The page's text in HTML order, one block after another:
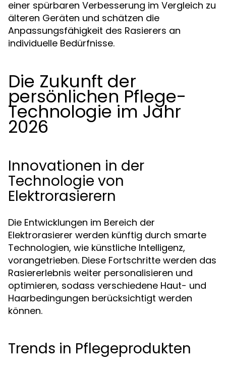
einer spürbaren Verbesserung im Vergleich zu
älteren Geräten und schätzen die
Anpassungsfähigkeit des Rasierers an
individuelle Bedürfnisse.
Die Zukunft der
persönlichen Pflege-
Technologie im Jahr
2026
Innovationen in der
Technologie von
Elektrorasierern
Die Entwicklungen im Bereich der
Elektrorasierer werden künftig durch smarte
Technologien, wie künstliche Intelligenz,
vorangetrieben. Diese Fortschritte werden das
Rasiererlebnis weiter personalisieren und
optimieren, sodass verschiedene Haut- und
Haarbedingungen berücksichtigt werden
können.
Trends in Pflegeprodukten